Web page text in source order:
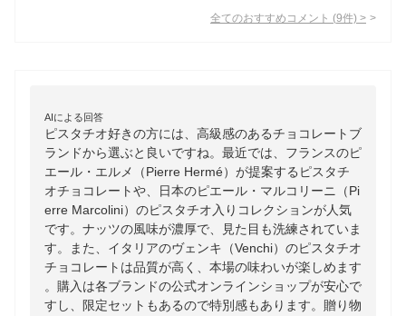
全てのおすすめコメント (9件) >
AIによる回答
ピスタチオ好きの方には、高級感のあるチョコレートブ
ランドから選ぶと良いですね。最近では、フランスのピ
エール・エルメ（Pierre Hermé）が提案するピスタチ
オチョコレートや、日本のピエール・マルコリーニ（Pi
erre Marcolini）のピスタチオ入りコレクションが人気
です。ナッツの風味が濃厚で、見た目も洗練されていま
す。また、イタリアのヴェンキ（Venchi）のピスタチオ
チョコレートは品質が高く、本場の味わいが楽しめます
。購入は各ブランドの公式オンラインショップが安心で
すし、限定セットもあるので特別感もあります。贈り物